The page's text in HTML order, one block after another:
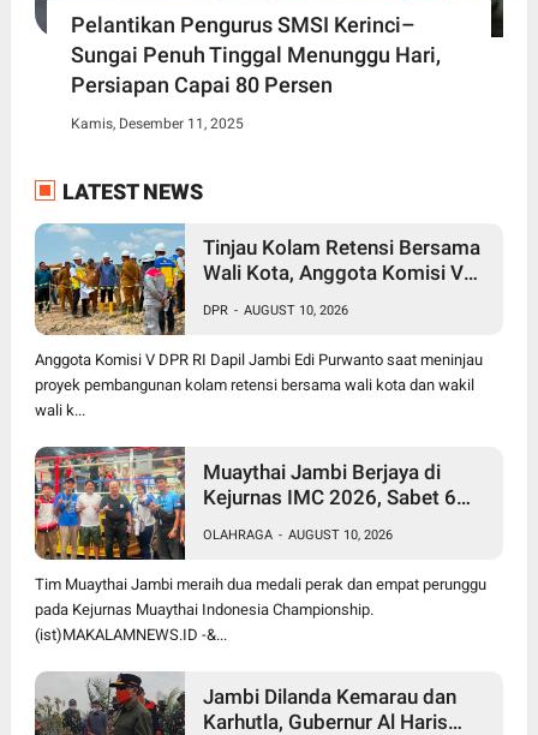
Pelantikan Pengurus SMSI Kerinci–
Sungai Penuh Tinggal Menunggu Hari,
Persiapan Capai 80 Persen
Kamis, Desember 11, 2025
LATEST NEWS
Tinjau Kolam Retensi Bersama
Wali Kota, Anggota Komisi V
jadi Solusi Kota Jambi Bebas
Banjir
DPR - AUGUST 10, 2026
Anggota Komisi V DPR RI Dapil Jambi Edi Purwanto saat meninjau
proyek pembangunan kolam retensi bersama wali kota dan wakil
wali k...
Muaythai Jambi Berjaya di
Kejurnas IMC 2026, Sabet 6
Nasional
OLAHRAGA - AUGUST 10, 2026
Tim Muaythai Jambi meraih dua medali perak dan empat perunggu
pada Kejurnas Muaythai Indonesia Championship.
(ist)MAKALAMNEWS.ID -&...
Jambi Dilanda Kemarau dan
Karhutla, Gubernur Al Haris